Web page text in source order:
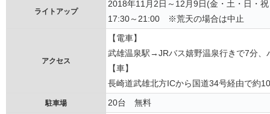
ライトアップ
2018年11月2日～12月9日(金・土・日・
17:30～21:00 ※荒天の場合は中止
アクセス
【電車】
武雄温泉駅→JRバス嬉野温泉行きで7分、
【車】
長崎道武雄北方ICから国道34号経由で約
駐車場 20台 無料